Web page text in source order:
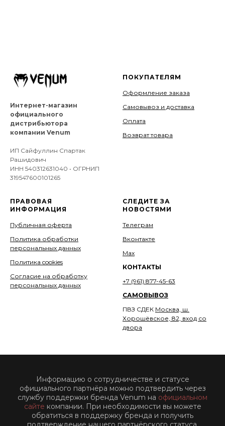
Интернет-магазин
официального
дистрибьютора
компании Venum
ИП Сайфуллин Спартак
Рашидович
ИНН 540312631040 • ОГРНИП
319547600101265
ПОКУПАТЕЛЯМ
Оформление заказа
Самовывоз и доставка
Оплата
Возврат товара
ПРАВОВАЯ
ИНФОРМАЦИЯ
Публичная оферта
Политика обработки
персональных данных
Политика cookies
Согласие на обработку
персональных данных
СЛЕДИТЕ ЗА
НОВОСТЯМИ
Телеграм
Вконтакте
Мах
КОНТАКТЫ
+7 (961) 877-45-63
САМОВЫВОЗ
ПВЗ СДЕК Москва, ш.
Хорошёвское, 82, вход со
двора
Информацию о сотрудничестве и статусе
официального партнёра можно подтвердить через
службу поддержки бренда Venum на официальном
сайте компании. При необходимости вы можете
обратиться в поддержку бренда и получить